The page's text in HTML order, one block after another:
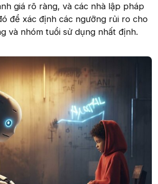
giá rõ ràng, và các nhà lập pháp
để xác định các ngưỡng rủi ro cho
và nhóm tuổi sử dụng nhất định.